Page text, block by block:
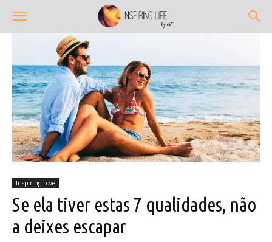
Inspiring Love
Se ela tiver estas 7 qualidades, não
a deixes escapar